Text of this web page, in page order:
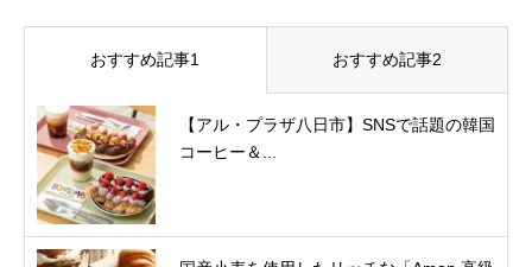
おすすめ記事1 おすすめ記事2
【アル・プラザ八日市】SNSで話題の韓国
コーヒー＆...